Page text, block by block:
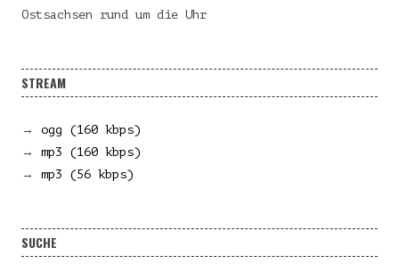
Ostsachsen rund um die Uhr
STREAM
→ ogg (160 kbps)
→ mp3 (160 kbps)
→ mp3 (56 kbps)
SUCHE